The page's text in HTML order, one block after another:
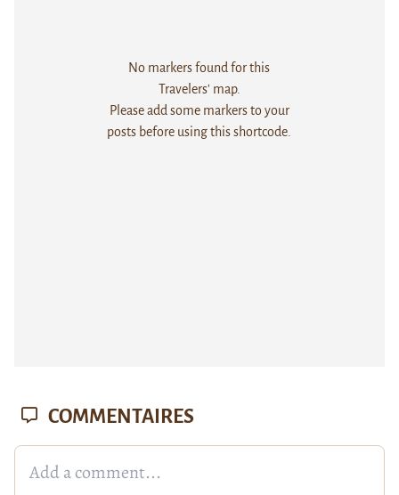
No markers found for this
Travelers' map.
Please add some markers to your
posts before using this shortcode.
COMMENTAIRES